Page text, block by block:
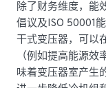
除了财务维度，能
倡议及ISO 50001
干式变压器，可以
（例如提高能源
味着变压器室产生